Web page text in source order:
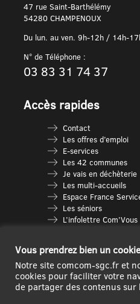
47 rue Saint-Barthélémy
54280 CHAMPENOUX
Du lun. au ven. 9h-12h / 14h-
N° de Téléphone :
03 83 31 74 37
Accès rapides
Contact
Les offres d’emploi
E-services
Les 42 communes
Je vais en déchèterie
Les multi-accueils
Espace France
Les séniors
L’infolettre Com’Vous
Vous prendrez bien un
Notre site comcom-sgc.fr et
cookies pour faciliter votre
de partager des contenus sur